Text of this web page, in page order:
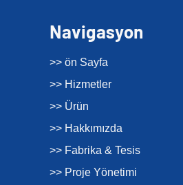
Navigasyon
>> ön Sayfa
>> Hizmetler
>> Ürün
>> Hakkımızda
>> Fabrika & Tesis
>> Proje Yönetimi